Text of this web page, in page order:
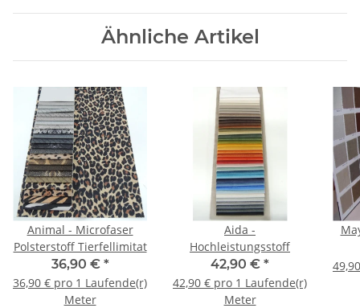
Ähnliche Artikel
Animal - Microfaser
Polsterstoff Tierfellimitat
36,90 € *
36,90 € pro 1 Laufende(r)
Meter
Aida -
Hochleistungsstoff
42,90 € *
42,90 € pro 1 Laufende(r)
Meter